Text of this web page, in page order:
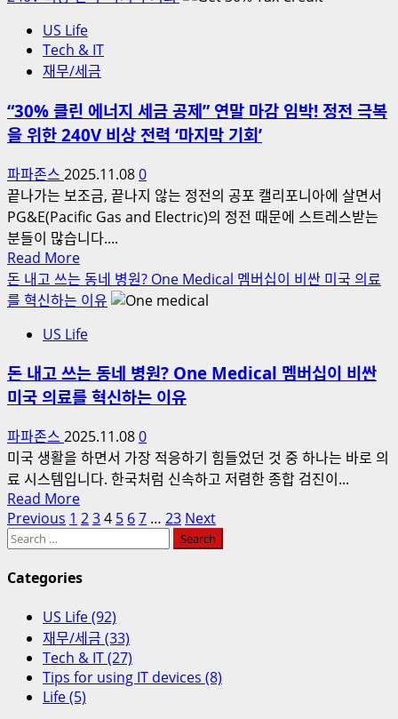
“모
두
에
게”
급
될
(고
소
득
자
는
왜
제
외
나)
검
색
크
링
0
문
제
해
결
가
이
드
US Life
Tech & IT
재무/세금
“30% 클린 에너지 세금 공제” 연말 마감 임박! 정전 극복
을 위한 240V 비상 전력 ‘마지막 기회’
파파존스 2025.11.080
끝나가는 보조금, 끝나지 않는 정전의 공포 캘리포니아에 살면서
PG&E(Pacific Gas and Electric)의 정전 때문에 스트레스받는
분들이 많습니다....
Read MoreRead
more
about
클
에
너
세
금
공
제”
연
말
마
임
박!
정
전
극
돈 내고 쓰는 동네 병원? One Medical 멤버십이 비싼 미국 의료
를 혁신하는 이유
US Life
돈 내고 쓰는 동네 병원? One Medical 멤버십이 비싼
미국 의료를 혁신하는 이유
파파존스 2025.11.080
미국 생활을 하면서 가장 적응하기 힘들었던 것 중 하나는 바로 의
료 시스템입니다. 한국처럼 신속하고 저렴한 종합 검진이...
Read MoreRead
more
내
쓰
는
동
네
병
Posts
pagination
Previous 1 234 5 67 … 23 Next
Search
Categories
US Life (92)
재무/세금 (33)
Tech & IT (27)
Tips for using IT devices (8)
Life (5)